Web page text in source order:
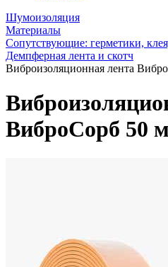
Шумоизоляция
Материалы
Сопутствующие: герметики,
Демпферная лента и скотч
Виброизоляционная лента
ВиброСорб 50